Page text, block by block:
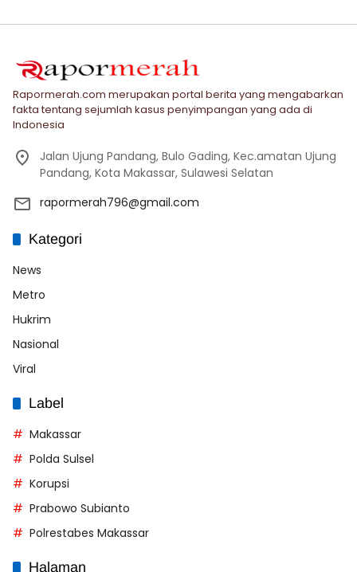
Rapormerah.com merupakan portal berita yang mengabarkan
fakta tentang sejumlah kasus penyimpangan yang ada di
Indonesia
Jalan Ujung Pandang, Bulo Gading, Kec.amatan Ujung
Pandang, Kota Makassar, Sulawesi Selatan
rapormerah796@gmail.com
Kategori
News
Metro
Hukrim
Nasional
Viral
Label
Makassar
Polda Sulsel
Korupsi
Prabowo Subianto
Polrestabes Makassar
Halaman